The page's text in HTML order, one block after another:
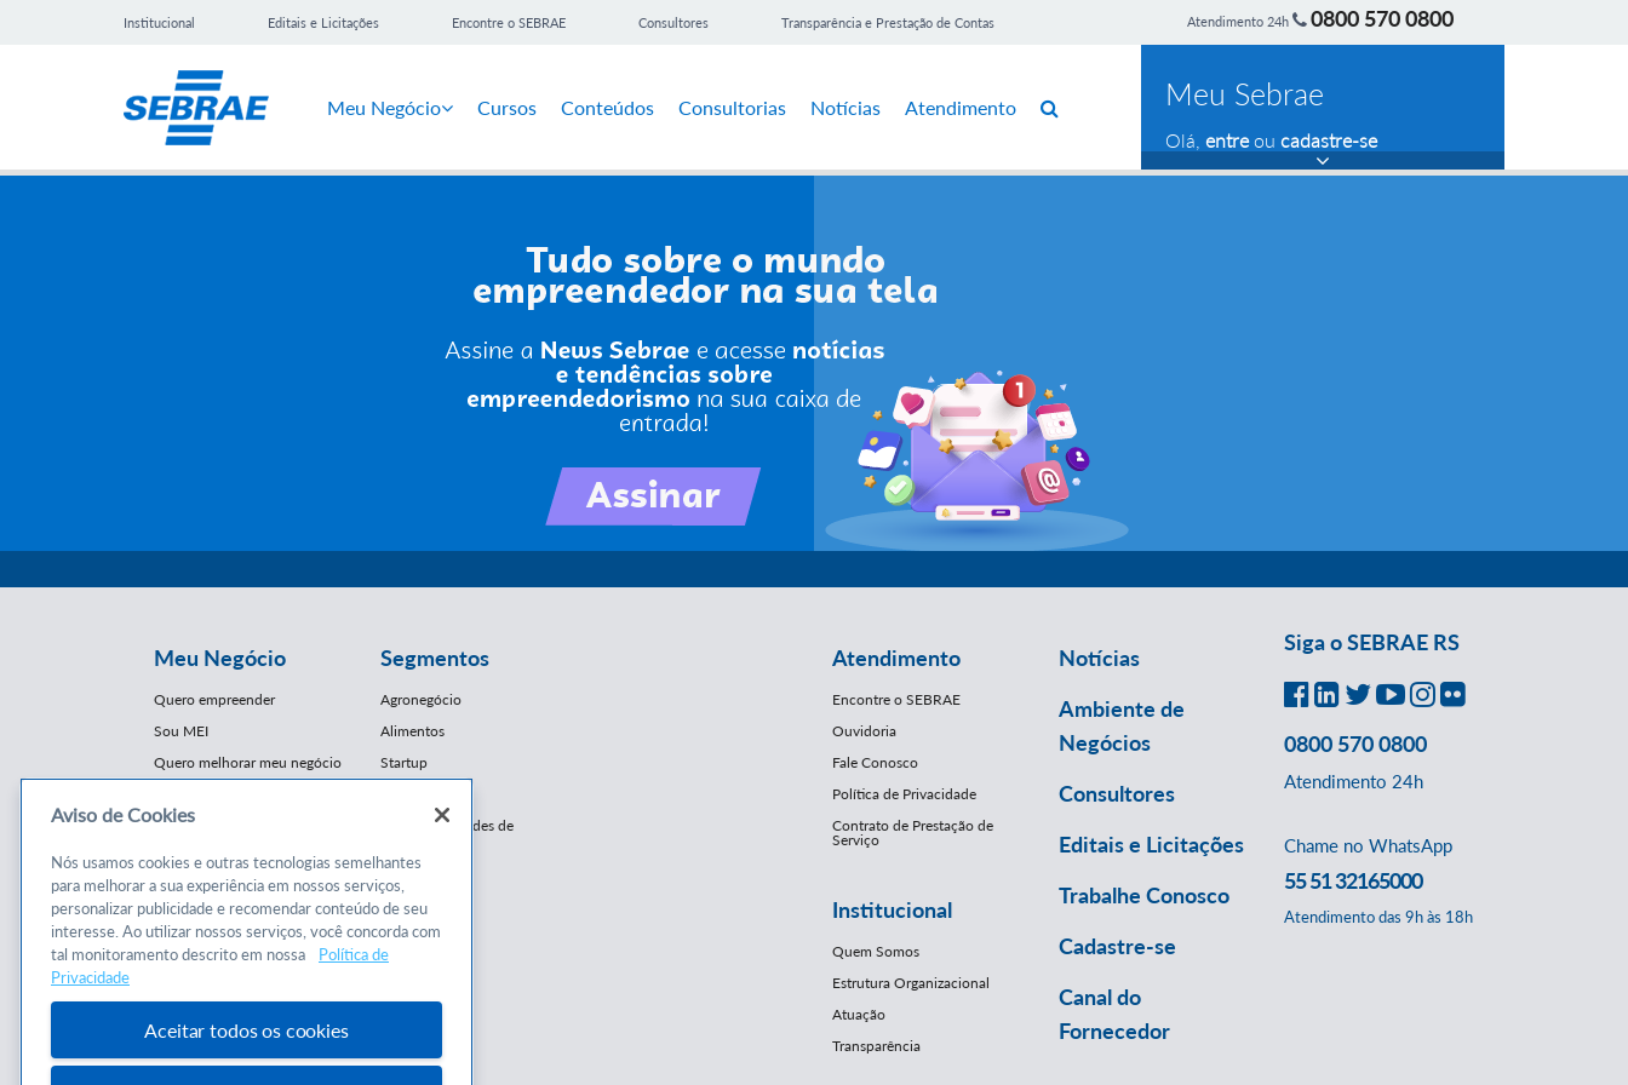
Institucional Editais e Licitações Encontre o SEBRAE Consultores Transparência e Prestação de Contas Atendimento 24h 0800 570 0800
Meu Negócio Cursos Conteúdos Consultorias Notícias Atendimento Meu Sebrae
Olá, entreou cadastre-se
Meu Negócio
Quero empreender
Sou MEI
Quero melhorar meu negócio
Cursos e
Conteúdos
Cursos
Consultorias
Programas
Segmentos
Agronegócio
Alimentos
Startup
Franquias / Redes de
Moda
Moveleiro
Saúde
Turismo
Mercopar
Atendimento
Encontre o SEBRAE
Ouvidoria
Fale Conosco
Política de Privacidade
Contrato de Prestação de
Serviço
Institucional
Quem Somos
Estrutura Organizacional
Atuação
Transparência
Notícias
Ambiente de
Negócios
Consultores
Editais e Licitações
Trabalhe Conosco
Cadastre-se
Canal do
Fornecedor
Siga o SEBRAE RS
0800 570 0800
Atendimento 24h
Chame no WhatsApp
55 51 32165000
Atendimento das 9h às 18h
Aviso de Cookies
Nós usamos cookies e outras tecnologias semelhantes
para melhorar a sua experiência em nossos serviços,
personalizar publicidade e recomendar conteúdo de seu
interesse. Ao utilizar nossos serviços, você concorda com
tal monitoramento descrito em nossa
Política de
Privacidade
Aceitar todos os cookies